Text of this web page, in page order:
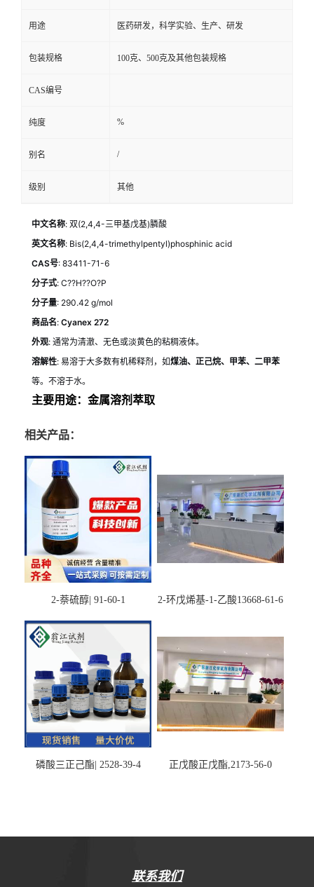
用途 医药研发，科学实验、生产、研发
包装规格 100克、500克及其他包装规格
CAS编号
纯度 %
别名 /
级别 其他
中文名称: 双(2,4,4-三甲基戊基)膦酸
英文名称: Bis(2,4,4-trimethylpentyl)phosphinic acid
CAS号: 83411-71-6
分子式: C??H??O?P
分子量: 290.42 g/mol
商品名: Cyanex 272
外观: 通常为清澈、无色或淡黄色的粘稠液体。
溶解性: 易溶于大多数有机稀释剂，如煤油、正己烷、甲苯、二甲苯
等。不溶于水。
主要用途：金属溶剂萃取
相关产品：
2-萘硫醇| 91-60-1 2-环戊烯基-1-乙酸13668-61-6
磷酸三正己酯| 2528-39-4 正戊酸正戊酯,2173-56-0
联系我们